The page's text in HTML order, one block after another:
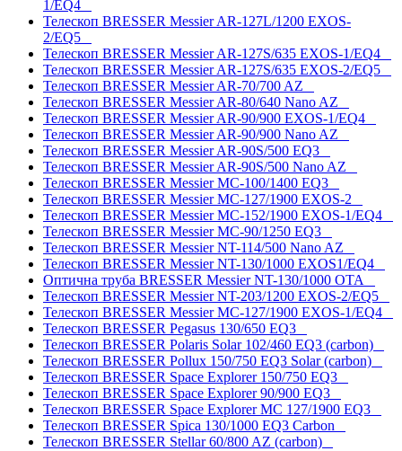
1/EQ4
Телескоп BRESSER Messier AR-127L/1200 EXOS-
2/EQ5
Телескоп BRESSER Messier AR-127S/635 EXOS-1/EQ4
Телескоп BRESSER Messier AR-127S/635 EXOS-2/EQ5
Телескоп BRESSER Messier AR-70/700 AZ
Телескоп BRESSER Messier AR-80/640 Nano AZ
Телескоп BRESSER Messier AR-90/900 EXOS-1/EQ4
Телескоп BRESSER Messier AR-90/900 Nano AZ
Телескоп BRESSER Messier AR-90S/500 EQ3
Телескоп BRESSER Messier AR-90S/500 Nano AZ
Телескоп BRESSER Messier MC-100/1400 EQ3
Телескоп BRESSER Messier MC-127/1900 EXOS-2
Телескоп BRESSER Messier MC-152/1900 EXOS-1/EQ4
Телескоп BRESSER Messier MC-90/1250 EQ3
Телескоп BRESSER Messier NT-114/500 Nano AZ
Телескоп BRESSER Messier NT-130/1000 EXOS1/EQ4
Оптична труба BRESSER Messier NT-130/1000 OTA
Телескоп BRESSER Messier NT-203/1200 EXOS-2/EQ5
Телескоп BRESSER Messier МС-127/1900 EXOS-1/EQ4
Телескоп BRESSER Pegasus 130/650 EQ3
Телескоп BRESSER Polaris Solar 102/460 EQ3 (carbon)
Телескоп BRESSER Pollux 150/750 EQ3 Solar (carbon)
Телескоп BRESSER Space Explorer 150/750 EQ3
Телескоп BRESSER Space Explorer 90/900 EQ3
Телескоп BRESSER Space Explorer MC 127/1900 EQ3
Телескоп BRESSER Spica 130/1000 EQ3 Carbon
Телескоп BRESSER Stellar 60/800 AZ (carbon)